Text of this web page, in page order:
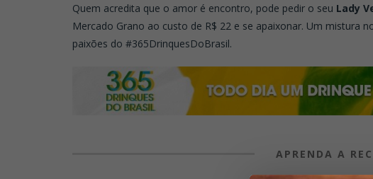
Quem acredita que o amor é encontro, pode pedir o seu Lady
Mercado Grano ao custo de R$ 22 e se apaixonar. Um mistura
paixões do #365DrinquesDoBrasil.
APRENDA A